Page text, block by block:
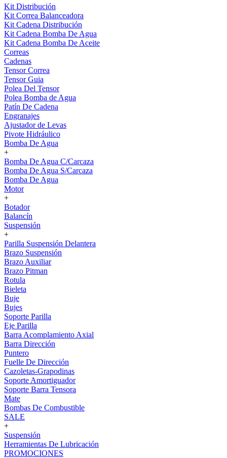
Kit Distribución
Kit Correa Balanceadora
Kit Cadena Distribución
Kit Cadena Bomba De Agua
Kit Cadena Bomba De Aceite
Correas
Cadenas
Tensor Correa
Tensor Guia
Polea Del Tensor
Polea Bomba de Agua
Patín De Cadena
Engranajes
Ajustador de Levas
Pivote Hidráulico
Bomba De Agua
+
Bomba De Agua C/Carcaza
Bomba De Agua S/Carcaza
Bomba De Agua
Motor
+
Botador
Balancín
Suspensión
+
Parilla Suspensión Delantera
Brazo Suspensión
Brazo Auxiliar
Brazo Pitman
Rotula
Bieleta
Buje
Bujes
Soporte Parilla
Eje Parilla
Barra Acomplamiento Axial
Barra Dirección
Puntero
Fuelle De Dirección
Cazoletas-Grapodinas
Soporte Amortiguador
Soporte Barra Tensora
Mate
Bombas De Combustible
SALE
+
Suspensión
Herramientas De Lubricación
PROMOCIONES